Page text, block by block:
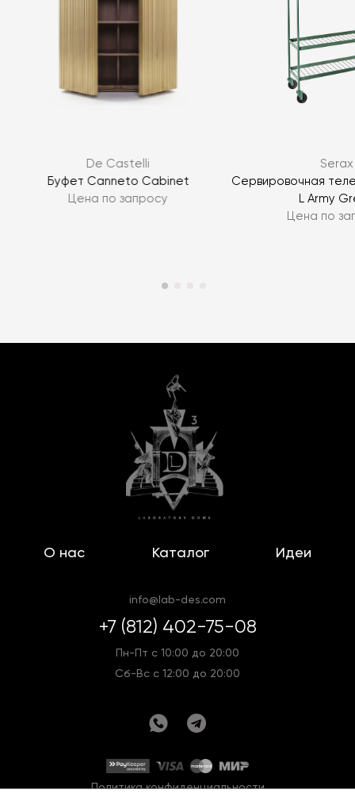
De Castelli
Буфет Canneto Cabinet
Цена по запросу
Serax
Сервировочная
L Army
Цена по
О нас Каталог Идеи
info@lab-des.com
+7 (812) 402-75-08
Пн-Пт с 10:00 до 20:00
Сб-Вс с 12:00 до 20:00
Политика конфиденциальности